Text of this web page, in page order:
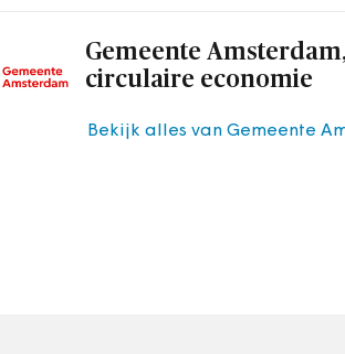
Gemeente
circulaire economie
Bekijk alles van Gemeente